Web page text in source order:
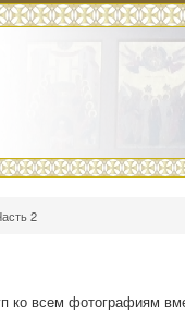
2
ко всем фотографиям